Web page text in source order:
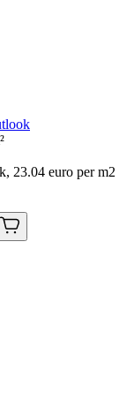
23.04 euro per m2